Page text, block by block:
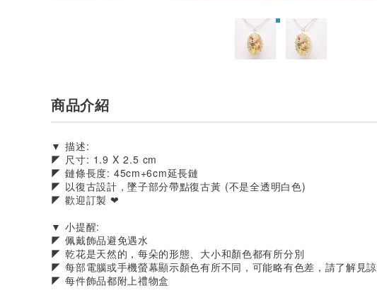
商品介紹
▼ 描述:
◤ 尺寸: 1.9 X 2.5 cm
◤ 鏈條長度: 45cm+6cm延長鏈
◤ 以復古設計，墜子部分帶點復古黃 (不是全透明白色)
◤ 歡迎訂製 ❤
▼ 小提醒:
◤ 佩戴飾品避免遇水
◤ 乾花是天然的，每朵的形態、大小和顏色都有所分別
◤ 每部電腦或手機螢幕顯示顏色有所不同，可能略有色差，請了解見諒
◤ 每件飾品都附上禮物盒